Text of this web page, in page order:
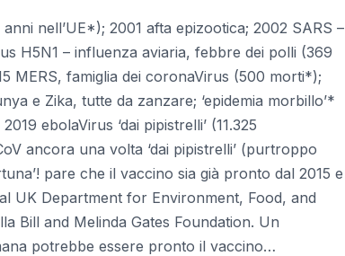
nell’UE*); 2001 afta epizootica; 2002 SARS –
H5N1 – influenza aviaria, febbre dei polli (369
MERS, famiglia dei coronaVirus (500 morti*);
e Zika, tutte da zanzare; ‘epidemia morbillo’*
ebolaVirus ‘dai pipistrelli’ (11.325
ancora una volta ‘dai pipistrelli’ (purtroppo
pare che il vaccino sia già pronto dal 2015 e
UK Department for Environment, Food, and
Bill and Melinda Gates Foundation. Un
potrebbe essere pronto il vaccino…